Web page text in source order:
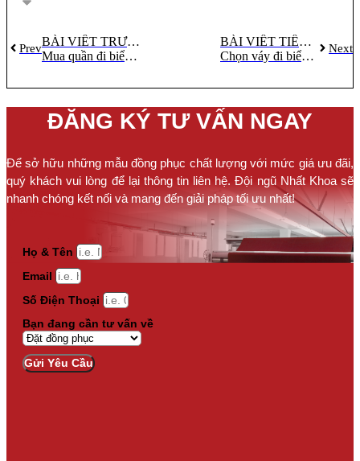
Prev
BÀI VIẾT TRƯỚC
Mua quần đi biển giá rẻ TPHCM: Mẹo chọn đồ bền, không phai màu
BÀI VIẾT TIẾP THEO
Chọn váy đi biển cho người trung niên: Bí quyết mặc đẹp, sang trọng
Next
ĐĂNG KÝ TƯ VẤN NGAY
Để sở hữu những mẫu đồng phục chất lượng với mức giá ưu đãi,
quý khách vui lòng để lại thông tin liên hệ. Đội ngũ Nhất Khoa sẽ
nhanh chóng kết nối và mang đến giải pháp tối ưu nhất!
Họ & Tên
Email
Số Điện Thoại
Bạn đang cần tư vấn về
Gửi Yêu Cầu